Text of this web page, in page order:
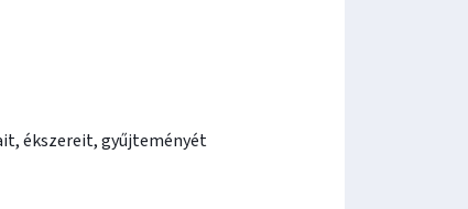
ékszereit, gyűjteményét